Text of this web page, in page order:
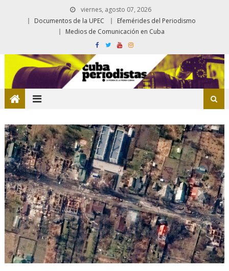
viernes, agosto 07, 2026
Documentos de la UPEC
Efemérides del Periodismo
Medios de Comunicación en Cuba